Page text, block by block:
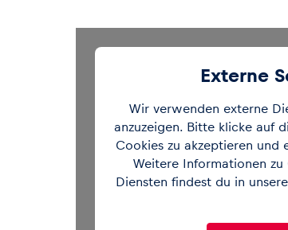
Externe
Wir verwenden externe
anzuzeigen. Bitte klicke auf
Cookies zu akzeptieren und
Weitere Informationen
Diensten findest du in
Sieh dir diesen